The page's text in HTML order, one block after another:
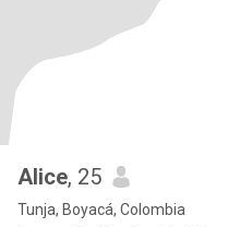
Alice, 25
Tunja, Boyacá, Colombia